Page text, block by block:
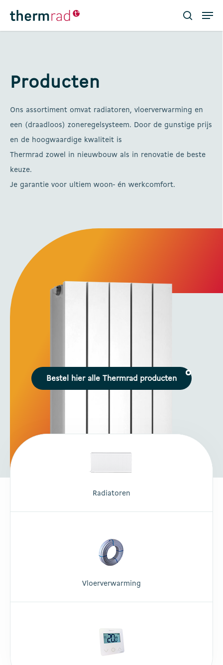
Producten
Ons assortiment omvat radiatoren, vloerverwarming en
een (draadloos) zoneregelsysteem. Door de gunstige prijs
en de hoogwaardige kwaliteit is
Thermrad zowel in nieuwbouw als in renovatie de beste
keuze.
Je garantie voor ultiem woon- én werkcomfort.
Bestel hier alle Thermrad producten
Radiatoren
Vloerverwarming
Close